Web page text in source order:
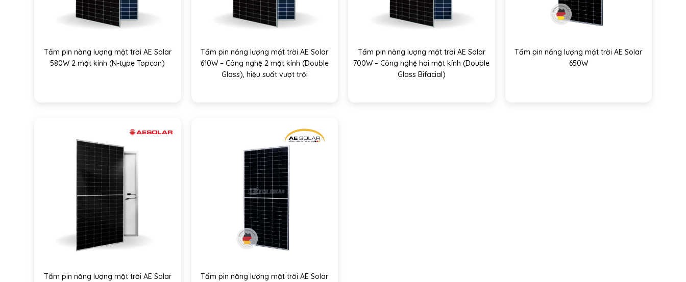
Tấm pin năng lượng mặt trời AE Solar
580W 2 mặt kính (N-type Topcon)
Tấm pin năng lượng mặt trời AE Solar
610W – Công nghệ 2 mặt kính (Double
Glass), hiệu suất vượt trội
Tấm pin năng lượng mặt trời AE Solar
700W – Công nghệ hai mặt kính (Double
Glass Bifacial)
Tấm pin năng lượng mặt trời AE Solar
650W
Tấm pin năng lượng mặt trời AE Solar
Tấm pin năng lượng mặt trời AE Solar